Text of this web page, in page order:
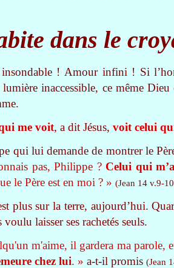
dans le
! Amour infini ! Si
inaccessible, ce même
me voit, a dit Jésus, voit celui
qui lui demande de montrer le
pas, Philippe ? Celui qui
le Père est en moi ? » (Jean 14 v.9-
plus sur la terre, aujourd’hui.
voulu laisser ses rachetés seuls.
m'aime, il gardera ma parole,
chez lui. » a-t-il promis (Jean